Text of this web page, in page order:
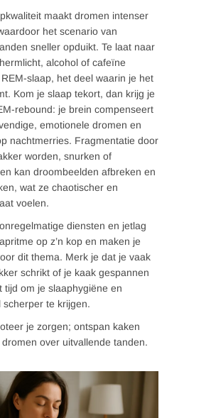
maakt dromen intenser
het scenario van
sneller opduikt. Te laat naar
alcohol of cafeïne
slaap, het deel waarin je het
Kom je slaap tekort, dan krijg je
rebound: je brein compenseert
emotionele dromen en
nachtmerries. Fragmentatie door
worden, snurken of
kan droombeelden afbreken en
wat ze chaotischer en
voelen.
diensten en jetlag
op z’n kop en maken je
dit thema. Merk je dat je vaak
schrikt of je kaak gespannen
tijd om je slaaphygiëne en
scherper te krijgen.
je zorgen; ontspan kaken
over uitvallende tanden.